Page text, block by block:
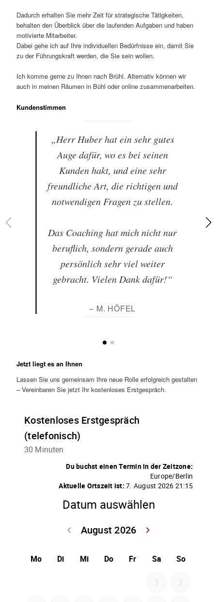
Dadurch erhalten Sie mehr Zeit für strategische Tätigkeiten,
behalten den Überblick über die laufenden Aufgaben und haben
motivierte Mitarbeiter.
Dabei gehe ich auf Ihre individuellen Bedürfnisse ein, damit Sie
zu der Führungskraft werden, die Sie sein wollen.
Ich komme gerne zu Ihnen nach Brühl. Alternativ können wir
auch in meinen Räumen in Bühl oder online zusammenarbeiten.
Kundenstimmen
„Herr Huber hat ein sehr gutes
Auge dafür, wo es bei seinen
Kunden hakt, und eine sehr
freundliche Art, die richtigen und
notwendigen Fragen zu stellen.
Das Coaching hat mich nicht nur
beruflich, sondern gerade auch
persönlich sehr viel weiter
gebracht. Vielen Dank dafür!“
– M. HÖFEL
Jetzt liegt es an Ihnen
Lassen Sie uns gemeinsam Ihre neue Rolle erfolgreich gestalten
– Vereinbaren Sie jetzt Ihr kostenloses Erstgespräch.